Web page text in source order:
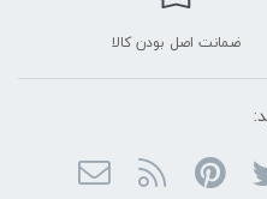
ضمانت اصل بودن کالا